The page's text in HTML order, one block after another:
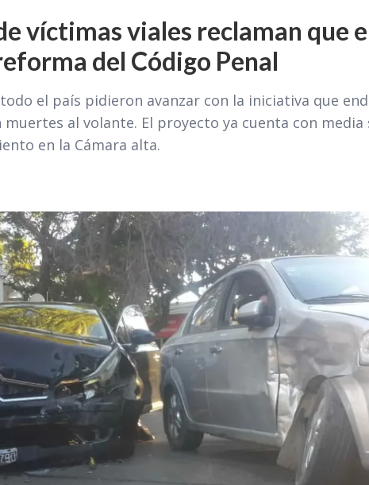
víctimas viales reclaman que
del Código Penal
el país pidieron avanzar con la iniciativa que
al volante. El proyecto ya cuenta con
en la Cámara alta.